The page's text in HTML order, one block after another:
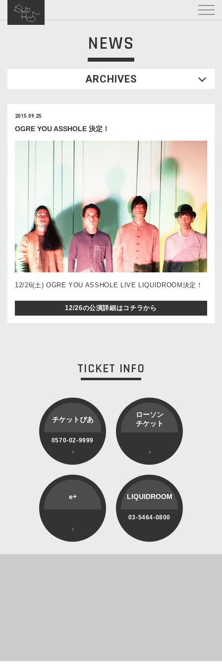
NEWS
ARCHIVES
2015.09.25
OGRE YOU ASSHOLE 決定！
12/26(土) OGRE YOU ASSHOLE LIVE LIQUIDROOM決定！
12/26の公演詳細はコチラから
TICKET INFO
チケットぴあ
0570-02-9999
ローソン
チケット
e+ LIQUIDROOM
03-5464-0800